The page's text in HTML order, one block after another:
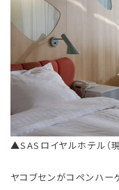
▲SASロイヤルホテル（現
ヤコブセンがコペンハー